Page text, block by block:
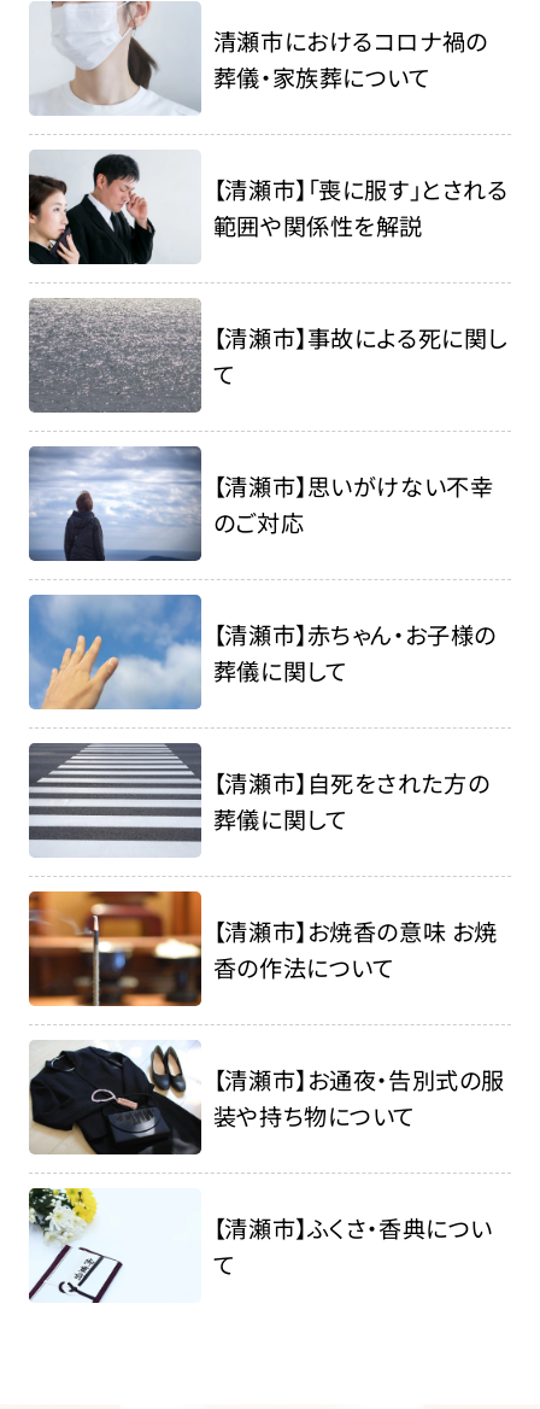
清瀬市におけるコロナ禍の
葬儀・家族葬について
【清瀬市】「喪に服す」とされる
範囲や関係性を解説
【清瀬市】事故による死に関し
て
【清瀬市】思いがけない不幸
のご対応
【清瀬市】赤ちゃん・お子様の
葬儀に関して
【清瀬市】自死をされた方の
葬儀に関して
【清瀬市】お焼香の意味 お焼
香の作法について
【清瀬市】お通夜・告別式の服
装や持ち物について
【清瀬市】ふくさ・香典につい
て